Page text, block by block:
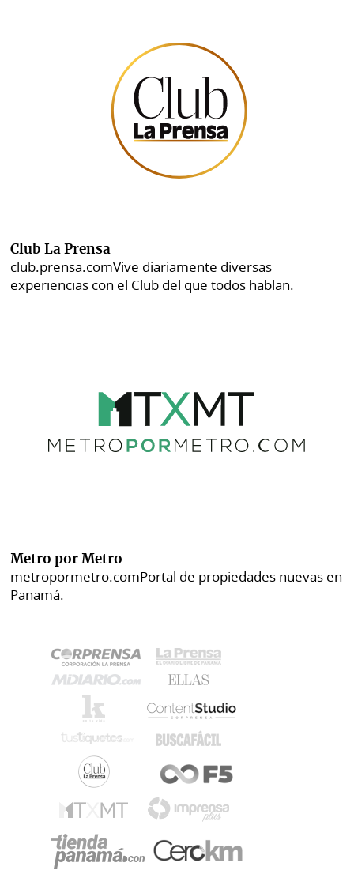
Club La Prensa
club.prensa.comVive diariamente diversas
experiencias con el Club del que todos hablan.
Metro por Metro
metropormetro.comPortal de propiedades nuevas en
Panamá.